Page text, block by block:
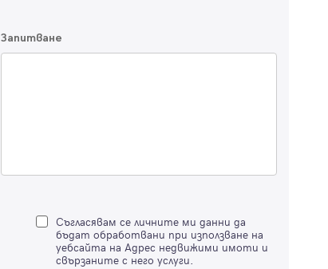
Запитване
Съгласявам се личните ми данни да
бъдат обработвани при използване на
уебсайта на Адрес недвижими имоти и
свързаните с него услуги.
Забравена парола
Регистрация